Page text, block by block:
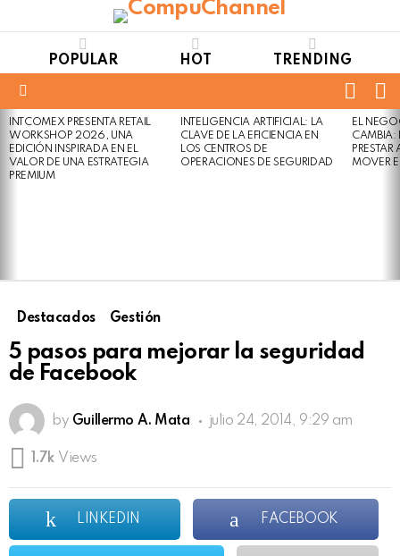
POPULAR HOT TRENDING
LATEST
STORIES
INTCOMEX PRESENTA RETAIL
WORKSHOP 2026, UNA
EDICIÓN INSPIRADA EN EL
VALOR DE UNA ESTRATEGIA
PREMIUM
INTELIGENCIA ARTIFICIAL: LA
CLAVE DE LA EFICIENCIA EN
LOS CENTROS DE
OPERACIONES DE SEGURIDAD
EL
CAMBIA:
MOVER
Destacados Gestión
5 pasos para mejorar la seguridad
de Facebook
by Guillermo A. Mata julio 24, 2014, 9:29 am
1.7k Views
LINKEDIN FACEBOOK